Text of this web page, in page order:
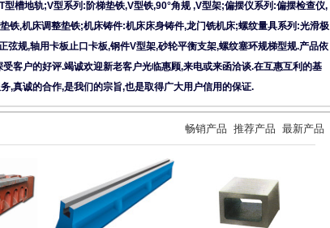
槽地轨;V型系列:阶梯垫铁,V型铁,90°角规 ,V型架;偏摆仪系列:偏摆检查仪,
铁,机床调整垫铁;机床铸件:机床床身铸件,龙门铣机床;螺纹量具系列:光滑极
弦规,轴用卡板止口卡板,钢件V型架,砂轮平衡支架,螺纹塞环规梯型规.产品依
客户的好评.竭诚欢迎新老客户光临惠顾,来电或来函洽谈.在互惠互利的基
,真诚的合作,是我们的宗旨,也是取得广大用户信用的保证.
最新产品
推荐产品
畅销产品